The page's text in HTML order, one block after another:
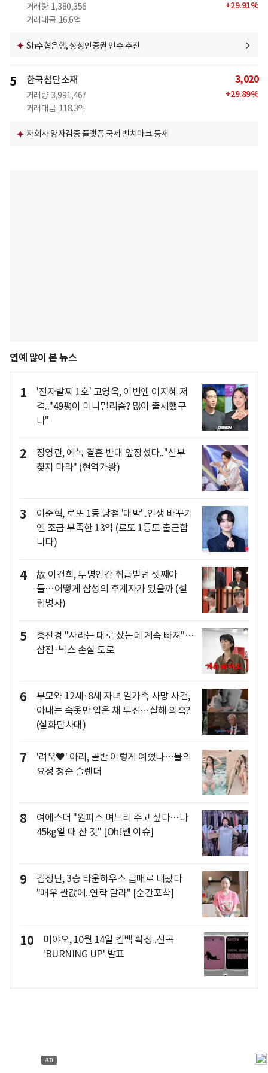
거래량 1,380,356
거래대금 16.6억
+29.91%
Sh수협은행, 상상인증권 인수 추진
5 한국첨단소재
거래량 3,991,467
거래대금 118.3억
3,020
+29.89%
자회사 양자검증 플랫폼 국제 벤치마크 등재
연예 많이 본 뉴스
1
'전자발찌 1호' 고영욱, 이번엔 이지혜 저
격.."49평이 미니멀리즘? 많이 출세했구
나"
2
장영란, 에녹 결혼 반대 앞장섰다.."신부
찾지 마라" (현역가왕)
3
이준혁, 로또 1등 당첨 '대박'..인생 바꾸기
엔 조금 부족한 13억 (로또 1등도 출근합
니다)
4
故 이건희, 투명인간 취급받던 셋째아
들…어떻게 삼성의 후계자가 됐을까 (셀
럽병사)
5
홍진경 "사라는 대로 샀는데 계속 빠져"…
삼전·닉스 손실 토로
6
부모와 12세·8세 자녀 일가족 사망 사건,
아내는 속옷만 입은 채 투신…살해 의혹?
(실화탐사대)
7
'려욱♥' 아리, 골반 이렇게 예뻤나…물의
요정 청순 슬렌더
8
여에스더 "원피스 며느리 주고 싶다…나
45kg일 때 산 것" [Oh!쎈 이슈]
9
김정난, 3층 타운하우스 급매로 내놨다
"매우 싼값에..연락 달라" [순간포착]
10
미야오, 10월 14일 컴백 확정..신곡
'BURNING UP' 발표